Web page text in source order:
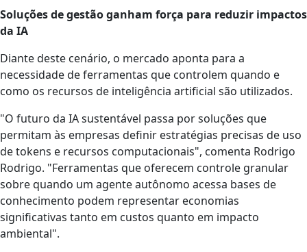
Soluções de gestão ganham força para reduzir impactos
da IA
Diante deste cenário, o mercado aponta para a
necessidade de ferramentas que controlem quando e
como os recursos de inteligência artificial são utilizados.
"O futuro da IA sustentável passa por soluções que
permitam às empresas definir estratégias precisas de uso
de tokens e recursos computacionais", comenta Rodrigo
Rodrigo. "Ferramentas que oferecem controle granular
sobre quando um agente autônomo acessa bases de
conhecimento podem representar economias
significativas tanto em custos quanto em impacto
ambiental".